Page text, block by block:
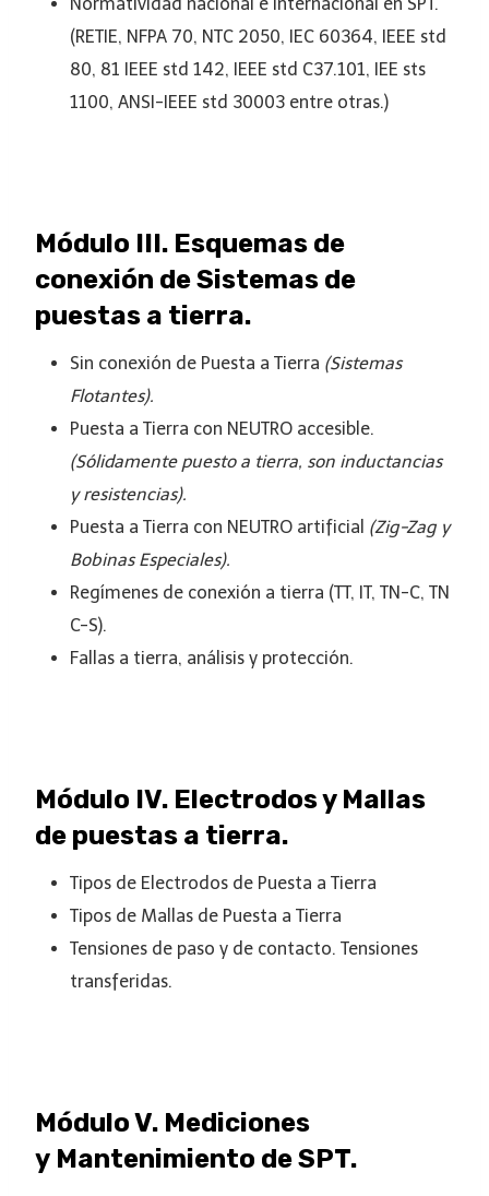
Normatividad nacional e internacional en SPT.
(RETIE, NFPA 70, NTC 2050, IEC 60364, IEEE std
80, 81 IEEE std 142, IEEE std C37.101, IEE sts
1100, ANSI-IEEE std 30003 entre otras.)
Módulo III. Esquemas de
conexión de Sistemas de
puestas a tierra.
Sin conexión de Puesta a Tierra (Sistemas
Flotantes).
Puesta a Tierra con NEUTRO accesible.
(Sólidamente puesto a tierra, son inductancias
y resistencias).
Puesta a Tierra con NEUTRO artificial (Zig-Zag y
Bobinas Especiales).
Regímenes de conexión a tierra (TT, IT, TN-C, TN
C-S).
Fallas a tierra, análisis y protección.
Módulo IV. Electrodos y Mallas
de puestas a tierra.
Tipos de Electrodos de Puesta a Tierra
Tipos de Mallas de Puesta a Tierra
Tensiones de paso y de contacto. Tensiones
transferidas.
Módulo V. Mediciones
y Mantenimiento de SPT.